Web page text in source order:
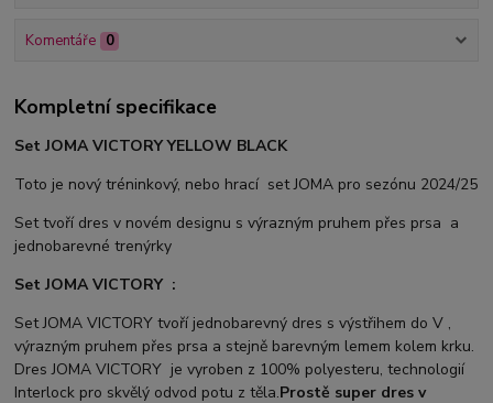
Komentáře 0
Kompletní specifikace
Set JOMA VICTORY YELLOW BLACK
Toto je nový tréninkový, nebo hrací set JOMA pro sezónu 2024/25
Set tvoří dres v novém designu s výrazným pruhem přes prsa a
jednobarevné trenýrky
Set JOMA VICTORY :
Set JOMA VICTORY tvoří jednobarevný dres s výstřihem do V ,
výrazným pruhem přes prsa a stejně barevným lemem kolem krku.
Dres JOMA VICTORY je vyroben z 100% polyesteru, technologií
Interlock pro skvělý odvod potu z těla.Prostě super dres v